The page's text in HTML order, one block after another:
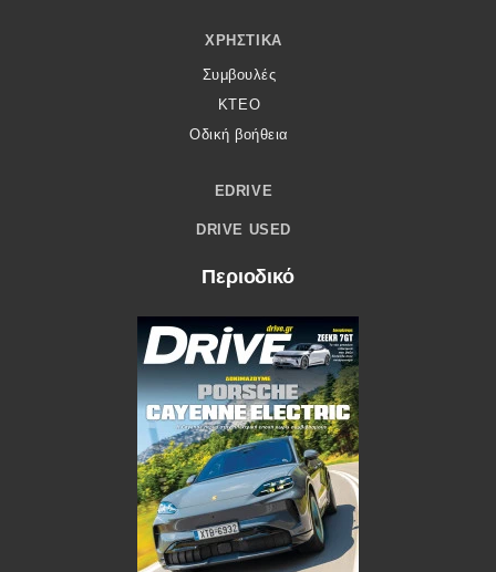
ΧΡΗΣΤΙΚΆ
Συμβουλές
ΚΤΕΟ
Οδική βοήθεια
EDRIVE
DRIVE USED
Περιοδικό